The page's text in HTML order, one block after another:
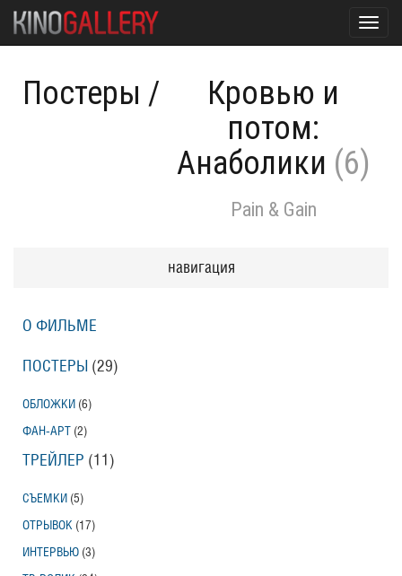
Постеры /
Кровью и
потом:
Анаболики (6)
Pain & Gain
навигация
О ФИЛЬМЕ
ПОСТЕРЫ (29)
ОБЛОЖКИ (6)
ФАН-АРТ (2)
ТРЕЙЛЕР (11)
СЪЕМКИ (5)
ОТРЫВОК (17)
ИНТЕРВЬЮ (3)